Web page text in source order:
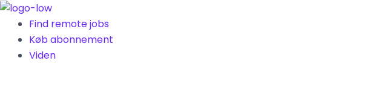
Gå
indholdet
Find remote jobs
Køb abonnement
Viden